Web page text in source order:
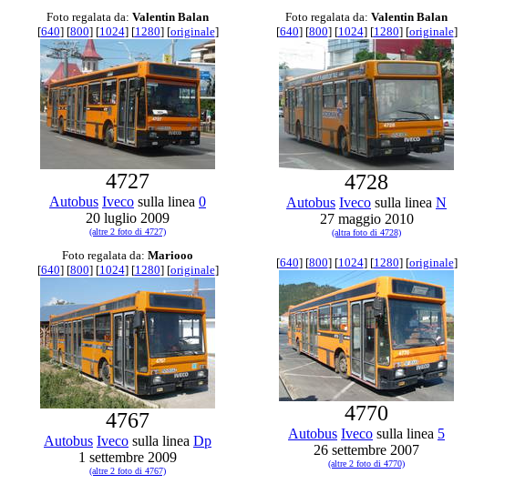
Foto regalata da: Valentin Balan
[640] [800] [1024] [1280] [originale]
4727
Autobus Iveco sulla linea 0
20 luglio 2009
(altre 2 foto di 4727)
Foto regalata da: Valentin Balan
[640] [800] [1024] [1280] [originale]
4728
Autobus Iveco sulla linea N
27 maggio 2010
(altra foto di 4728)
Foto regalata da: Mariooo
[640] [800] [1024] [1280] [originale]
4767
Autobus Iveco sulla linea Dp
1 settembre 2009
(altre 2 foto di 4767)
[640] [800] [1024] [1280] [originale]
4770
Autobus Iveco sulla linea 5
26 settembre 2007
(altre 2 foto di 4770)